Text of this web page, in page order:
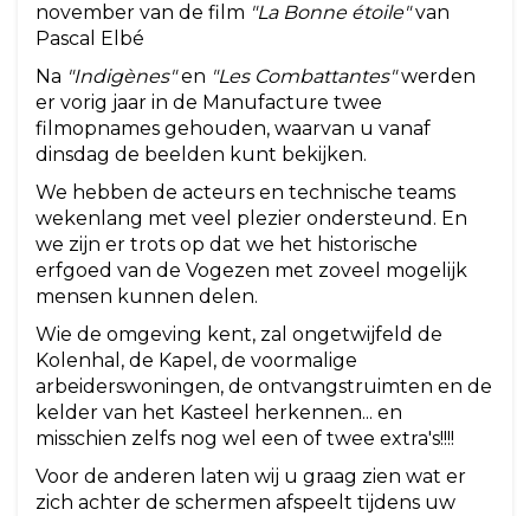
november van de film "La Bonne étoile"van
Pascal Elbé
Na "Indigènes"en "Les Combattantes"werden
er vorig jaar in de Manufacture twee
filmopnames gehouden, waarvan u vanaf
dinsdag de beelden kunt bekijken.
We hebben de acteurs en technische teams
wekenlang met veel plezier ondersteund. En
we zijn er trots op dat we het historische
erfgoed van de Vogezen met zoveel mogelijk
mensen kunnen delen.
Wie de omgeving kent, zal ongetwijfeld de
Kolenhal, de Kapel, de voormalige
arbeiderswoningen, de ontvangstruimten en de
kelder van het Kasteel herkennen... en
misschien zelfs nog wel een of twee extra's!!!!
Voor de anderen laten wij u graag zien wat er
zich achter de schermen afspeelt tijdens uw